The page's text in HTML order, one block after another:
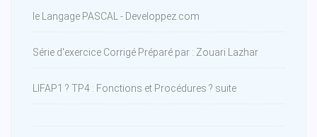
le Langage PASCAL - Developpez.com
Série d'exercice Corrigé Préparé par : Zouari Lazhar
LIFAP1 ? TP4 : Fonctions et Procédures ? suite